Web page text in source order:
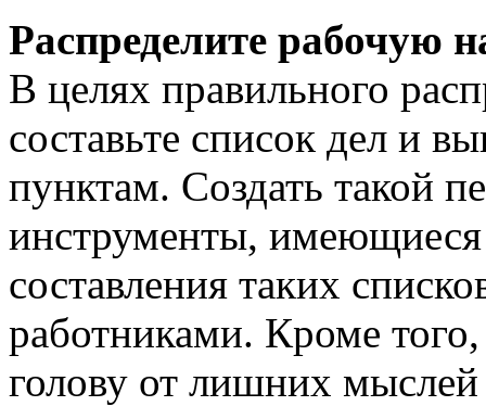
Распределите рабочую
В целях правильного
составьте список дел и
пунктам. Создать такой
инструменты,
составления таких
работниками. Кроме
голову от лишних мыслей